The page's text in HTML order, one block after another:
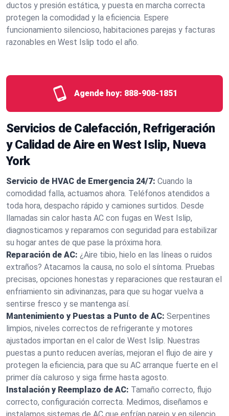
ductos y presión estática, y puesta en marcha correcta
protegen la comodidad y la eficiencia. Espere
funcionamiento silencioso, habitaciones parejas y facturas
razonables en West Islip todo el año.
Agende hoy: 888-908-1851
Servicios de Calefacción, Refrigeración
y Calidad de Aire en West Islip, Nueva
York
Servicio de HVAC de Emergencia 24/7: Cuando la
comodidad falla, actuamos ahora. Teléfonos atendidos a
toda hora, despacho rápido y camiones surtidos. Desde
llamadas sin calor hasta AC con fugas en West Islip,
diagnosticamos y reparamos con seguridad para estabilizar
su hogar antes de que pase la próxima hora.
Reparación de AC: ¿Aire tibio, hielo en las líneas o ruidos
extraños? Atacamos la causa, no solo el síntoma. Pruebas
precisas, opciones honestas y reparaciones que restauran el
enfriamiento sin adivinanzas, para que su hogar vuelva a
sentirse fresco y se mantenga así.
Mantenimiento y Puestas a Punto de AC: Serpentines
limpios, niveles correctos de refrigerante y motores
ajustados importan en el calor de West Islip. Nuestras
puestas a punto reducen averías, mejoran el flujo de aire y
protegen la eficiencia, para que su AC arranque fuerte en el
primer día caluroso y siga firme hasta agosto.
Instalación y Reemplazo de AC: Tamaño correcto, flujo
correcto, configuración correcta. Medimos, diseñamos e